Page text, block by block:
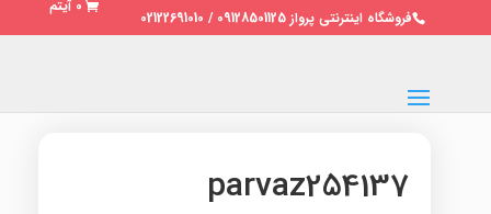
فروشگاه اینترنتی پرواز 09128501125 / 02122691010
0 آیتم
parvaz254137